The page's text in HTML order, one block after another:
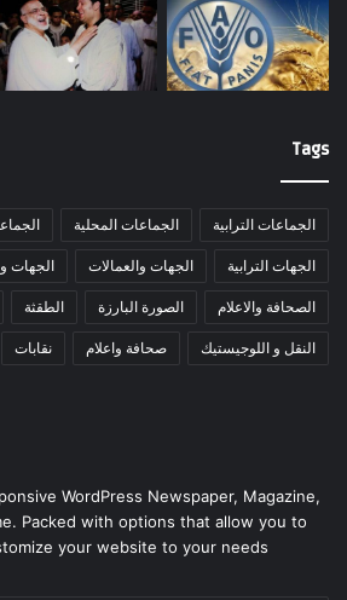
Tags
الجماعات الترابية الجماعات المحلية
الجهات الترابية الجهات والعمالات الجهات
الصحافة والاعلام الصورة البارزة الطقثة
النقل و اللوجيستيك صحافة واعلام نقابات
WordPress Newspaper, Magazine,
Packed with options that allow you to
your website to your needs.